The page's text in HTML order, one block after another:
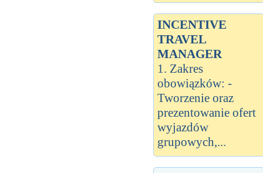
INCENTIVE
TRAVEL
MANAGER
1. Zakres
obowiązków: -
Tworzenie oraz
prezentowanie ofert
wyjazdów
grupowych,...